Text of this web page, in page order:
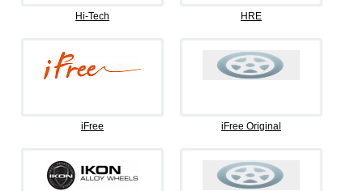
Hi-Tech HRE
iFree iFree Original